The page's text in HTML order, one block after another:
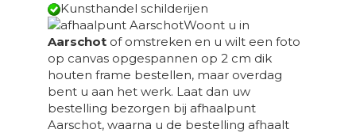
Kunsthandel schilderijen
Woont u in
Aarschot of omstreken en u wilt een foto
op canvas opgespannen op 2 cm dik
houten frame bestellen, maar overdag
bent u aan het werk. Laat dan uw
bestelling bezorgen bij afhaalpunt
Aarschot, waarna u de bestelling afhaalt